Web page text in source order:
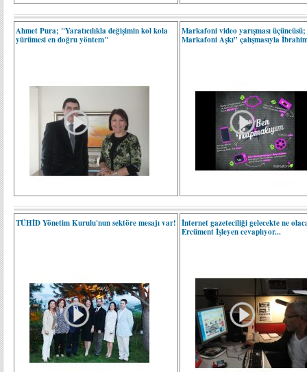
Ahmet Pura; "Yaratıcılıkla değişimin kol kola
yürümesi en doğru yöntem"
Markafoni video yarışması üçüncüsü;
Markafoni Aşkı” çalışmasıyla
TÜHİD Yönetim Kurulu'nun sektöre mesajı var! İnternet gazeteciliği gelecekte ne
Ercüment İşleyen cevaplıyor...